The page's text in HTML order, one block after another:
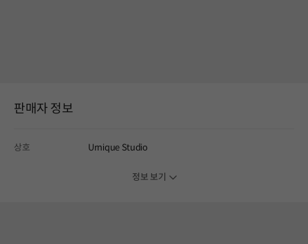
판매자 정보
상호 Urnique Studio
정보 보기